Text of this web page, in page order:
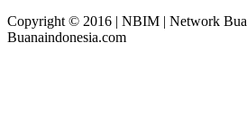
Copyright © 2016 | NBIM | Network
Buanaindonesia.com